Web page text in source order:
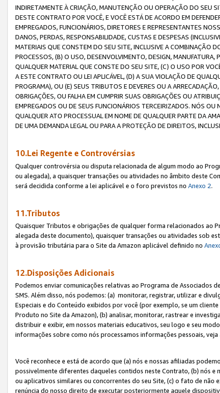
INDIRETAMENTE À CRIAÇÃO, MANUTENÇÃO OU OPERAÇÃO DO SEU
DESTE CONTRATO POR VOCÊ, E VOCÊ ESTÁ DE ACORDO EM
EMPREGADOS, FUNCIONÁRIOS, DIRETORES E REPRESENTANTES
DANOS, PERDAS, RESPONSABILIDADE, CUSTAS E DESPESAS
MATERIAIS QUE CONSTEM DO SEU SITE, INCLUSIVE A COMBINAÇÃO
PROCESSOS, (B) O USO, DESENVOLVIMENTO, DESIGN,
QUALQUER MATERIAL QUE CONSTE DO SEU SITE, (C) O USO POR
A ESTE CONTRATO OU LEI APLICÁVEL, (D) A SUA VIOLAÇÃO DE
PROGRAMA), OU (E) SEUS TRIBUTOS E DEVERES OU A
OBRIGAÇÕES, OU FALHA EM CUMPRIR SUAS OBRIGAÇÕES OU
EMPREGADOS OU DE SEUS FUNCIONÁRIOS TERCEIRIZADOS. NÓS
QUALQUER ATO PROCESSUAL EM NOME DE QUALQUER PARTE DA
DE UMA DEMANDA LEGAL OU PARA A PROTEÇÃO DE DIREITOS,
10.Lei Regente e Controvérsias
Qualquer controvérsia ou disputa relacionada de algum modo ao
ou alegada), a quaisquer transações ou atividades no âmbito deste
será decidida conforme a lei aplicável e o foro previstos no Anexo 2.
11.Tributos
Quaisquer Tributos e obrigações de qualquer forma relacionados ao
alegada deste documento), quaisquer transações ou atividades sob
à provisão tributária para o Site da Amazon aplicável definido no
12.Disposições Adicionais
Podemos enviar comunicações relativas ao Programa de Associados
SMS. Além disso, nós podemos: (a) monitorar, registrar, utilizar e
Especiais e do Conteúdo exibidos por você (por exemplo, se um
Produto no Site da Amazon), (b) analisar, monitorar, rastrear e
distribuir e exibir, em nossos materiais educativos, seu logo e seu
informações sobre como nós processamos informações pessoais,
Você reconhece e está de acordo que (a) nós e nossas afiliadas
possivelmente diferentes daqueles contidos neste Contrato, (b) nós
ou aplicativos similares ou concorrentes do seu Site, (c) o fato de
renúncia do nosso direito de executar posteriormente aquele